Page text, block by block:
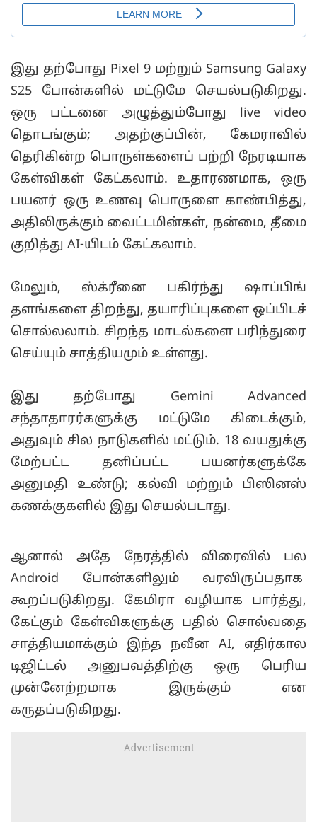
இது தற்போது Pixel 9 மற்றும் Samsung Galaxy
S25 போன்களில் மட்டுமே செயல்படுகிறது.
ஒரு பட்டனை அழுத்தும்போது live video
தொடங்கும்; அதற்குப்பின், கேமராவில்
தெரிகின்ற பொருள்களைப் பற்றி நேரடியாக
கேள்விகள் கேட்கலாம். உதாரணமாக, ஒரு
பயனர் ஒரு உணவு பொருளை காண்பித்து,
அதிலிருக்கும் வைட்டமின்கள், நன்மை, தீமை
குறித்து AI-யிடம் கேட்கலாம்.
மேலும், ஸ்க்ரீனை பகிர்ந்து ஷாப்பிங்
தளங்களை திறந்து, தயாரிப்புகளை ஒப்பிடச்
சொல்லலாம். சிறந்த மாடல்களை பரிந்துரை
செய்யும் சாத்தியமும் உள்ளது.
இது தற்போது Gemini Advanced
சந்தாதாரர்களுக்கு மட்டுமே கிடைக்கும்,
அதுவும் சில நாடுகளில் மட்டும். 18 வயதுக்கு
மேற்பட்ட தனிப்பட்ட பயனர்களுக்கே
அனுமதி உண்டு; கல்வி மற்றும் பிஸினஸ்
கணக்குகளில் இது செயல்படாது.
ஆனால் அதே நேரத்தில் விரைவில் பல
Android போன்களிலும் வரவிருப்பதாக
கூறப்படுகிறது. கேமிரா வழியாக பார்த்து,
கேட்கும் கேள்விகளுக்கு பதில் சொல்வதை
சாத்தியமாக்கும் இந்த நவீன AI, எதிர்கால
டிஜிட்டல் அனுபவத்திற்கு ஒரு பெரிய
முன்னேற்றமாக இருக்கும் என
கருதப்படுகிறது.